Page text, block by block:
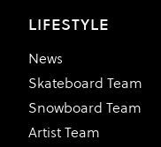
LIFESTYLE
News
Skateboard Team
Snowboard Team
Artist Team